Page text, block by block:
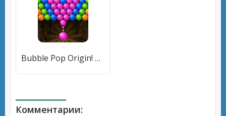
Bubble Pop Origin! Puzzle Game [МОД Все открыто] APK Android
Комментарии: